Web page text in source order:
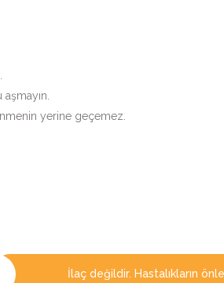
yerine geçemez.
İlaç değildir. Hastalıkların